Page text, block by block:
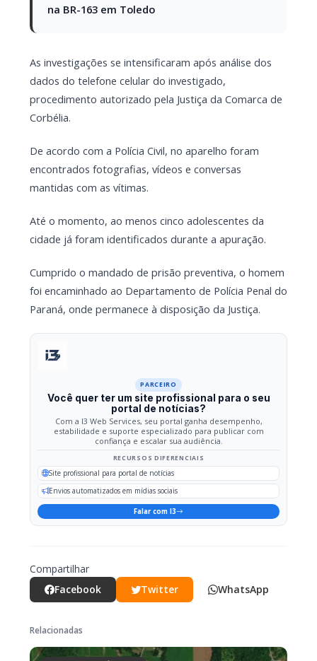
na BR-163 em Toledo
As investigações se intensificaram após análise dos
dados do telefone celular do investigado,
procedimento autorizado pela Justiça da Comarca de
Corbélia.
De acordo com a Polícia Civil, no aparelho foram
encontrados fotografias, vídeos e conversas
mantidas com as vítimas.
Até o momento, ao menos cinco adolescentes da
cidade já foram identificados durante a apuração.
Cumprido o mandado de prisão preventiva, o homem
foi encaminhado ao Departamento de Polícia Penal do
Paraná, onde permanece à disposição da Justiça.
PARCEIRO
Você quer ter um site profissional para o seu
portal de notícias?
Com a I3 Web Services, seu portal ganha desempenho,
estabilidade e suporte especializado para publicar com
confiança e escalar sua audiência.
RECURSOS DIFERENCIAIS
Site profissional para portal de notícias
Envios automatizados em mídias sociais
Falar com I3
Compartilhar
Facebook
Twitter WhatsApp
Relacionadas